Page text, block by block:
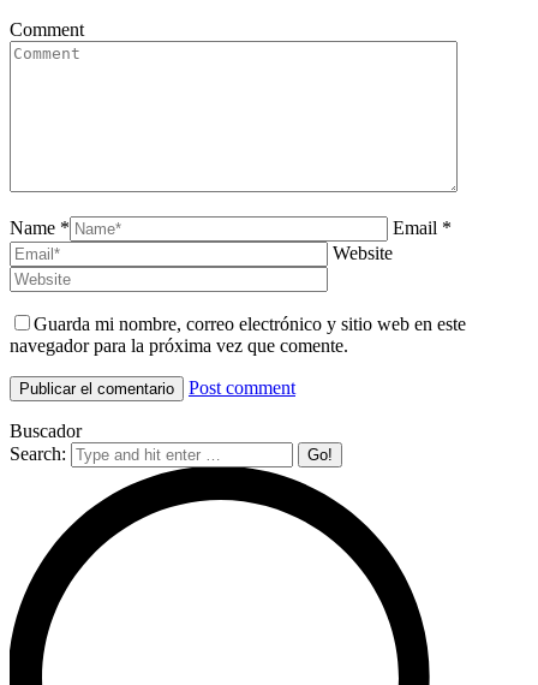
Comment
Name *
Email *
Website
Guarda mi nombre, correo electrónico y sitio web en este
navegador para la próxima vez que comente.
Post comment
Buscador
Search: